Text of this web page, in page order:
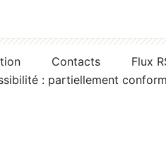
Contacts
Flux
: partiellement